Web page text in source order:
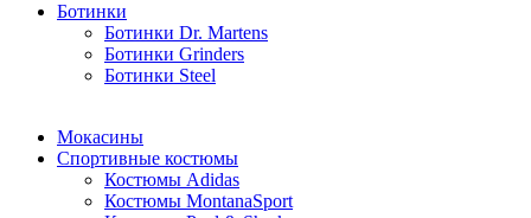
Ботинки
Ботинки Dr. Martens
Ботинки Grinders
Ботинки Steel
Мокасины
Спортивные костюмы
Костюмы Adidas
Костюмы MontanaSport